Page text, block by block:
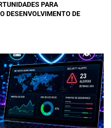
PARA
DESENVOLVIMENTO DE